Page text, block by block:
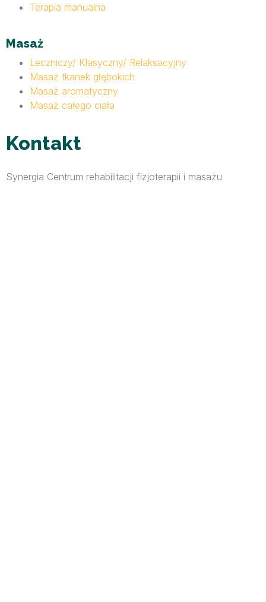
Terapia manualna
Masaż
Leczniczy/ Klasyczny/ Relaksacyjny
Masaż tkanek głębokich
Masaż aromatyczny
Masaż całego ciała
Kontakt
Synergia Centrum rehabilitacji fizjoterapii i masażu